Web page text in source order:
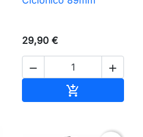
29,90 €
 
